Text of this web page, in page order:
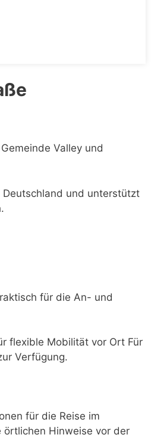
Valley und
und unterstützt
für die An- und
flexible Mobilität vor Ort Für
Verfügung.
für die Reise im
örtlichen Hinweise vor der